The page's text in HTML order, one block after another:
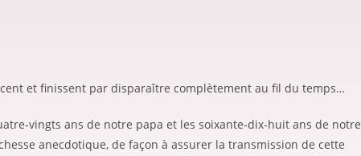
et finissent par disparaître complètement au fil du temps…
vingts ans de notre papa et les soixante-dix-huit ans de notre
anecdotique, de façon à assurer la transmission de cette